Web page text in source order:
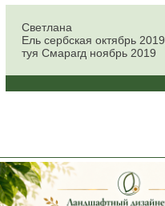
Светлана
Ель сербская октябрь 2019,
туя Смарагд ноябрь 2019